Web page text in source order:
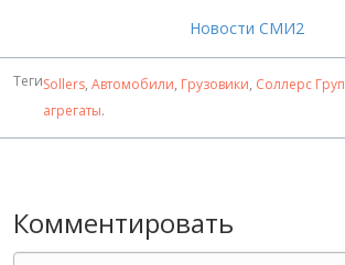
Новости СМИ2
ТегиSollers, Автомобили, Грузовики, Соллерс Груп
агрегаты.
Комментировать